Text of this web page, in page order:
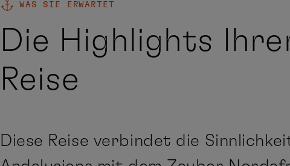
WAS SIE ERWARTET
Die Highlights
Reise
Diese Reise verbindet die